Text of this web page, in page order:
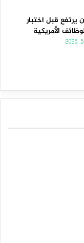
يرتفع قبل اختبار
الأمريكية